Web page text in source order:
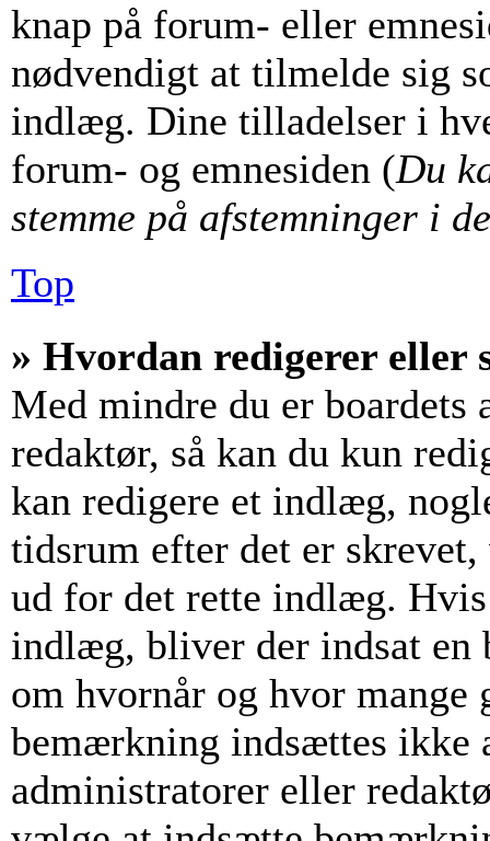
knap på forum- eller
nødvendigt at tilmelde sig
indlæg. Dine tilladelser i
forum- og emnesiden (Du
stemme på afstemninger i
Top
» Hvordan redigerer eller
Med mindre du er
redaktør, så kan du kun
kan redigere et indlæg,
tidsrum efter det er
ud for det rette indlæg.
indlæg, bliver der indsat
om hvornår og hvor mange
bemærkning indsættes ikke
administratorer eller